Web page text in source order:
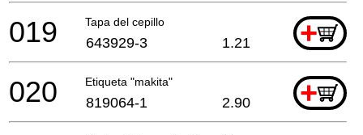
Tapa del cepillo +
019 643929-3 1.21
Etiqueta "makita" +
020 819064-1 2.90